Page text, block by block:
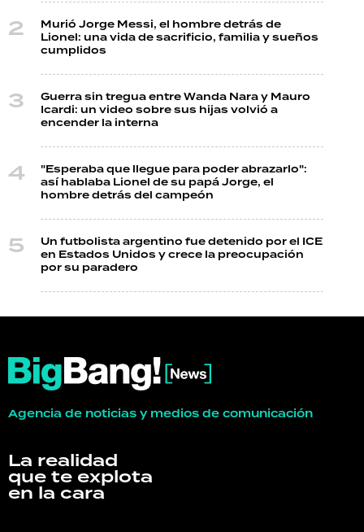
Murió Jorge Messi, el hombre detrás de
Lionel: una vida de sacrificio, familia y sueños
cumplidos
Guerra sin tregua entre Wanda Nara y Mauro
Icardi: un video sobre sus hijas volvió a
encender la interna
"Esperaba que llegue para poder abrazarlo":
así hablaba Lionel de su papá Jorge, el
hombre detrás del campeón
Un futbolista argentino fue detenido por el ICE
en Estados Unidos y crece la preocupación
por su paradero
Agencia de noticias y medios de comunicación
La realidad
que te explota
en la cara